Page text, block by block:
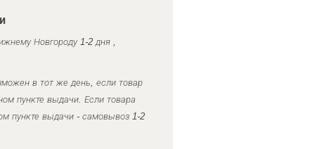
Новгороду 1-2 дня ,
в тот же день, если товар
пункте выдачи. Если товара
пункте выдачи - самовывоз 1-2